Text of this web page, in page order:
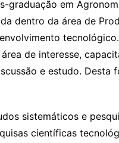
graduação em
dentro da área de
de interesse,
e estudo. Desta
sistemáticos e
científicas